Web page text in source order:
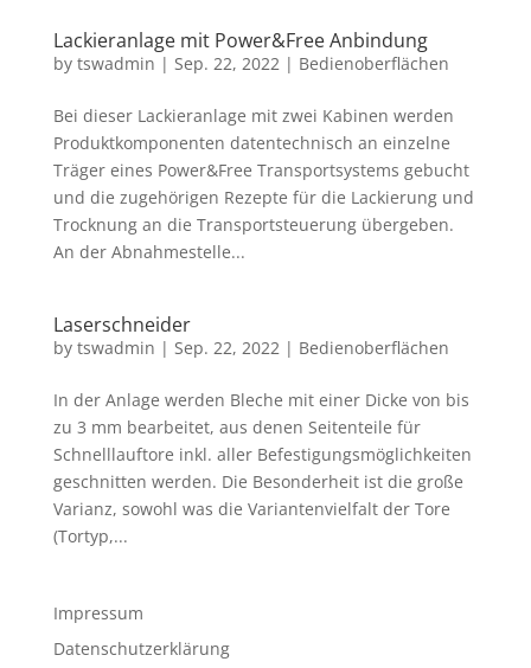
Lackieranlage mit Power&Free Anbindung
by tswadmin | Sep. 22, 2022| Bedienoberflächen
Bei dieser Lackieranlage mit zwei Kabinen werden
Produktkomponenten datentechnisch an einzelne
Träger eines Power&Free Transportsystems gebucht
und die zugehörigen Rezepte für die Lackierung und
Trocknung an die Transportsteuerung übergeben.
An der Abnahmestelle...
Laserschneider
by tswadmin | Sep. 22, 2022| Bedienoberflächen
In der Anlage werden Bleche mit einer Dicke von bis
zu 3 mm bearbeitet, aus denen Seitenteile für
Schnelllauftore inkl. aller Befestigungsmöglichkeiten
geschnitten werden. Die Besonderheit ist die große
Varianz, sowohl was die Variantenvielfalt der Tore
(Tortyp,...
Impressum
Datenschutzerklärung